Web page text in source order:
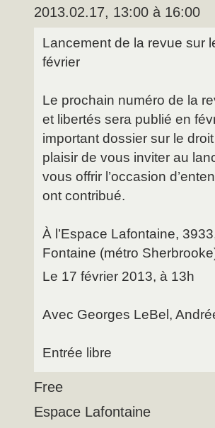
2013.02.17, 13:00 à 16:00
Lancement de la revue sur
février
Le prochain numéro de la
et libertés sera publié en
important dossier sur le
plaisir de vous inviter au
vous offrir l’occasion
ont contribué.
À l’Espace Lafontaine,
Fontaine (métro
Le 17 février 2013, à 13h
Avec Georges LeBel,
Entrée libre
Free
Espace Lafontaine